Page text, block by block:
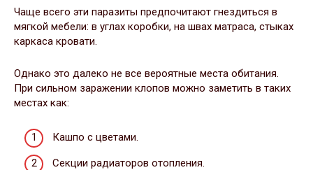
Чаще всего эти паразиты предпочитают гнездиться в
мягкой мебели: в углах коробки, на швах матраса, стыках
каркаса кровати.
Однако это далеко не все вероятные места обитания.
При сильном заражении клопов можно заметить в таких
местах как:
Кашпо с цветами.
Секции радиаторов отопления.